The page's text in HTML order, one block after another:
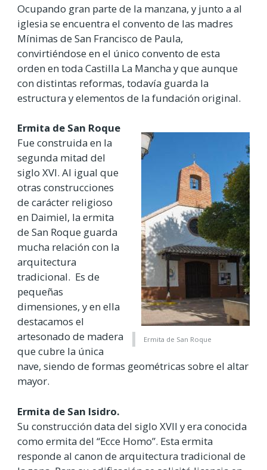
Ocupando gran parte de la manzana, y junto a al
iglesia se encuentra el convento de las madres
Mínimas de San Francisco de Paula,
convirtiéndose en el único convento de esta
orden en toda Castilla La Mancha y que aunque
con distintas reformas, todavía guarda la
estructura y elementos de la fundación original.
Ermita de San Roque
Ermita de San Roque
Fue construida en la
segunda mitad del
siglo XVI. Al igual que
otras construcciones
de carácter religioso
en Daimiel, la ermita
de San Roque guarda
mucha relación con la
arquitectura
tradicional. Es de
pequeñas
dimensiones, y en ella
destacamos el
artesonado de madera
que cubre la única
nave, siendo de formas geométricas sobre el altar
mayor.
Ermita de San Isidro.
Su construcción data del siglo XVII y era conocida
como ermita del “Ecce Homo”. Esta ermita
responde al canon de arquitectura tradicional de